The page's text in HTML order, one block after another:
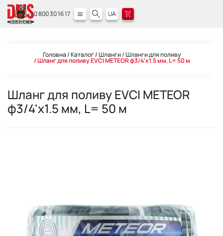
0 800 30 16 17 UA
Головна Каталог Шланги Шланги для поливу
Шланг для поливу EVCI METEOR ф3/4'x1.5 мм, L= 50 м
Шланг для поливу EVCI METEOR
ф3/4'x1.5 мм, L= 50 м